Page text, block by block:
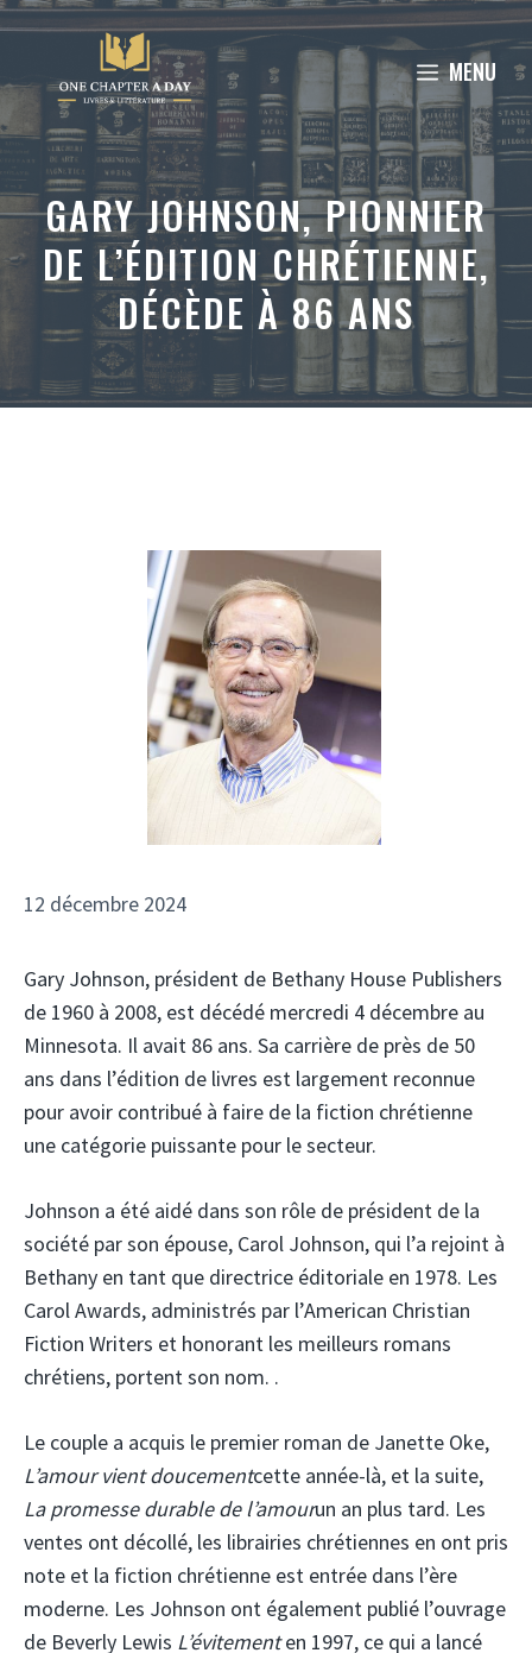
Aller
contenu
MENU
GARY JOHNSON, PIONNIER
DE L’ÉDITION CHRÉTIENNE,
DÉCÈDE À 86 ANS
12 décembre 2024
Gary Johnson, président de Bethany House Publishers
de 1960 à 2008, est décédé mercredi 4 décembre au
Minnesota. Il avait 86 ans. Sa carrière de près de 50
ans dans l’édition de livres est largement reconnue
pour avoir contribué à faire de la fiction chrétienne
une catégorie puissante pour le secteur.
Johnson a été aidé dans son rôle de président de la
société par son épouse, Carol Johnson, qui l’a rejoint à
Bethany en tant que directrice éditoriale en 1978. Les
Carol Awards, administrés par l’American Christian
Fiction Writers et honorant les meilleurs romans
chrétiens, portent son nom. .
Le couple a acquis le premier roman de Janette Oke,
L’amour vient doucementcette année-là, et la suite,
La promesse durable de l’amourun an plus tard. Les
ventes ont décollé, les librairies chrétiennes en ont pris
note et la fiction chrétienne est entrée dans l’ère
moderne. Les Johnson ont également publié l’ouvrage
de Beverly Lewis L’évitementen 1997, ce qui a lancé